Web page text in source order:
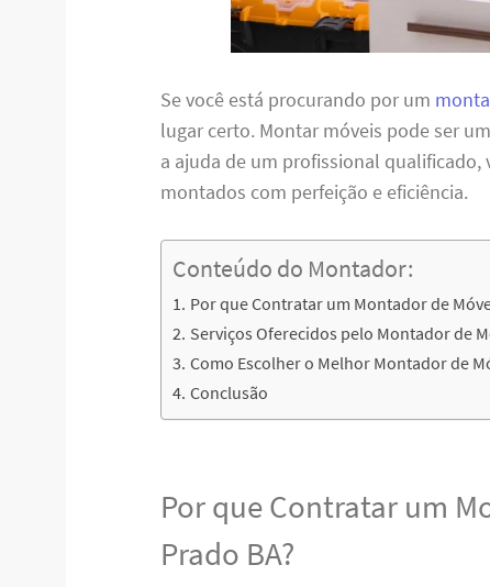
Se você está procurando por um
lugar certo. Montar móveis pode ser
a ajuda de um profissional qualificado,
montados com perfeição e eficiência.
Conteúdo do Montador:
Por que Contratar um Montador de
Serviços Oferecidos pelo Montador de
Como Escolher o Melhor Montador de
Conclusão
Por que Contratar um
Prado BA?